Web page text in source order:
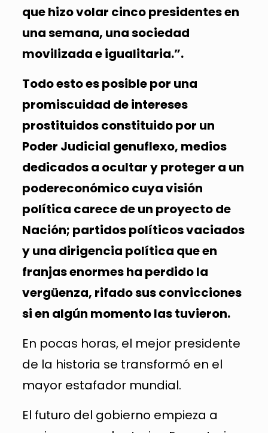
que hizo volar cinco presidentes en
una semana, una sociedad
movilizada e igualitaria.”.
Todo esto es posible por una
promiscuidad de intereses
prostituidos constituido por un
Poder Judicial genuflexo, medios
dedicados a ocultar y proteger a un
podereconómico cuya visión
política carece de un proyecto de
Nación; partidos políticos vaciados
y una dirigencia política que en
franjas enormes ha perdido la
vergüenza, rifado sus convicciones
si en algún momento las tuvieron.
En pocas horas, el mejor presidente
de la historia se transformó en el
mayor estafador mundial.
El futuro del gobierno empieza a